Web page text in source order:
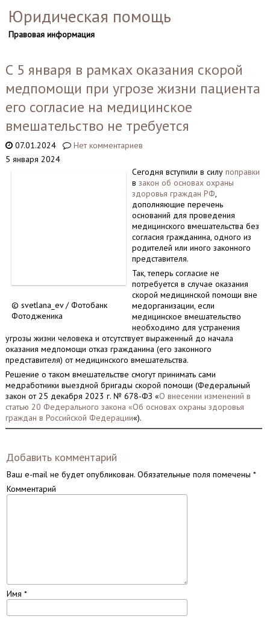
Юридическая помощь
Правовая информация
С 5 января в рамках оказания скорой
медпомощи при угрозе жизни пациента
его согласие на медицинское
вмешательство не требуется
07.01.2024
Нет комментариев
5 января 2024
© svetlana_ev / Фотобанк
Фотодженика
Сегодня вступили в силу поправки
в закон об основах охраны
здоровья граждан РФ,
дополняющие перечень
оснований для проведения
медицинского вмешательства без
согласия гражданина, одного из
родителей или иного законного
представителя.
Так, теперь согласие не
потребуется в случае оказания
скорой медицинской помощи вне
медорганизации, если
медицинское вмешательство
необходимо для устранения
угрозы жизни человека и отсутствует выраженный до начала
оказания медпомощи отказ гражданина (его законного
представителя) от медицинского вмешательства.
Решение о таком вмешательстве смогут принимать сами
медработники выездной бригады скорой помощи (Федеральный
закон от 25 декабря 2023 г. № 678-ФЗ «О внесении изменений в
статью 20 Федерального закона «Об основах охраны здоровья
граждан в Российской Федерации«).
Добавить комментарий
Ваш e-mail не будет опубликован.Обязательные поля помечены *
Комментарий
Имя *